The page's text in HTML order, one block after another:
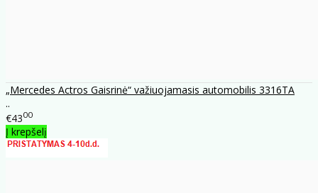
„Mercedes Actros Gaisrinė“ važiuojamasis automobilis 3316TA
..
€4300
Į krepšelį